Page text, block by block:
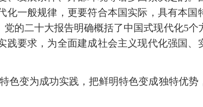
一般规律，更要符合本国实际，具有本国
的二十大报告明确概括了中国式现代化5个
要求，为全面建成社会主义现代化强国、
变为成功实践，把鲜明特色变成独特优势